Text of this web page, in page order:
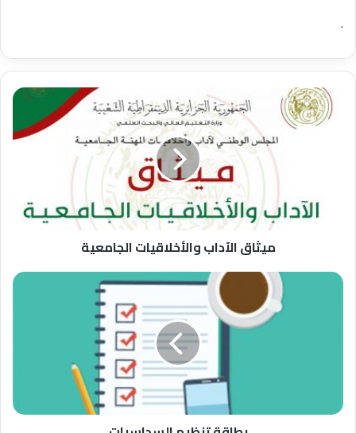
.
ميثاق الآداب واﻷخلاقيات الجامعية